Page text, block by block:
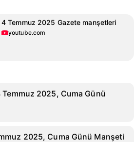
4 Temmuz 2025 Gazete manşetleri
youtube.com
2025, Cuma Günü
2025, Cuma Günü Manşeti